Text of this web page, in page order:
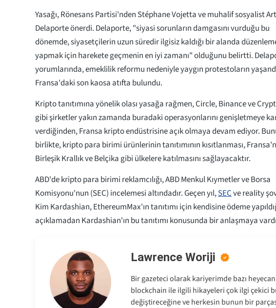
Yasağı, Rönesans Partisi'nden Stéphane Vojetta ve muhalif sosyalist
Delaporte önerdi. Delaporte, "siyasi sorunların damgasını vurduğu bu
dönemde, siyasetçilerin uzun süredir ilgisiz kaldığı bir alanda
yapmak için harekete geçmenin en iyi zamanı" olduğunu belirtti.
yorumlarında, emeklilik reformu nedeniyle yaygın protestoların
Fransa'daki son kaosa atıfta bulundu.
Kripto tanıtımına yönelik olası yasağa rağmen, Circle, Binance ve
gibi şirketler yakın zamanda buradaki operasyonlarını genişletmeye
verdiğinden, Fransa kripto endüstrisine açık olmaya devam ediyor.
birlikte, kripto para birimi ürünlerinin tanıtımının kısıtlanması,
Birleşik Krallık ve Belçika gibi ülkelere katılmasını sağlayacaktır.
ABD'de kripto para birimi reklamcılığı, ABD Menkul Kıymetler ve Borsa
Komisyonu'nun (SEC) incelemesi altındadır. Geçen yıl,SECve reality şov
Kim Kardashian, EthereumMax'ın tanıtımı için kendisine ödeme
açıklamadan Kardashian'ın bu tanıtımı konusunda bir anlaşmaya
Lawrence Woriji
Bir gazeteci olarak kariyerimde bazı
blockchain ile ilgili hikayeleri çok ilgi çekici
değiştireceğine ve herkesin bunun bir